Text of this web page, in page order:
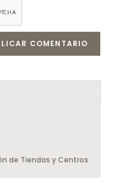
de Tiendas y Centros